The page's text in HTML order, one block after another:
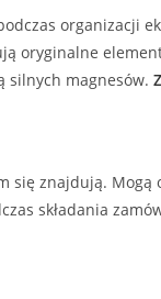
organizacji
silnych magnesów.
się znajdują.
składania